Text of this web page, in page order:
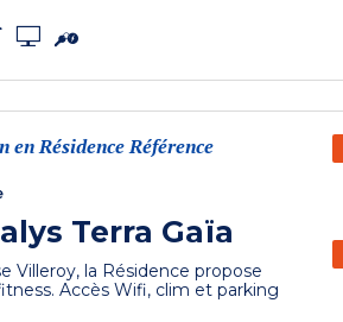
en Résidence Référence
Terra Gaïa
Villeroy, la Résidence propose
Accès Wifi, clim et parking